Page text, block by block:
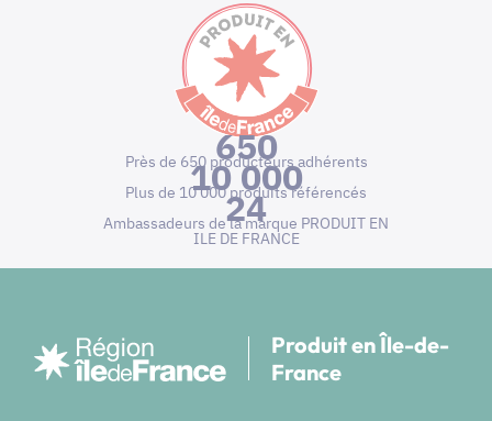
650
Près de 650 producteurs adhérents
10 000
Plus de 10 000 produits référencés
24
Ambassadeurs de la marque PRODUIT EN
ILE DE FRANCE
Produit en Île-de-
France